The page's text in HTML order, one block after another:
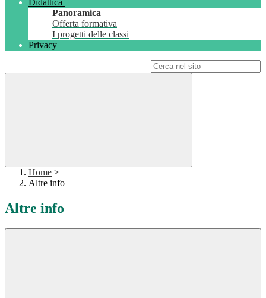
Didattica
Panoramica
Offerta formativa
I progetti delle classi
Privacy
Home >
Altre info
Altre info